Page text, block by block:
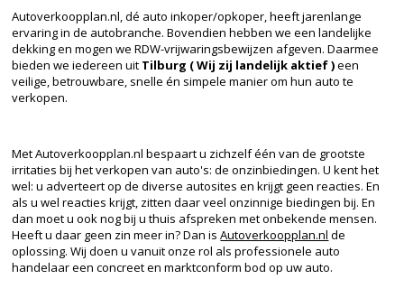
Autoverkoopplan.nl, dé auto inkoper/opkoper, heeft jarenlange
ervaring in de autobranche. Bovendien hebben we een landelijke
dekking en mogen we RDW-vrijwaringsbewijzen afgeven. Daarmee
bieden we iedereen uit Tilburg ( Wij zij landelijk aktief )een
veilige, betrouwbare, snelle én simpele manier om hun auto te
verkopen.
Met Autoverkoopplan.nl bespaart u zichzelf één van de grootste
irritaties bij het verkopen van auto's: de onzinbiedingen. U kent het
wel: u adverteert op de diverse autosites en krijgt geen reacties. En
als u wel reacties krijgt, zitten daar veel onzinnige biedingen bij. En
dan moet u ook nog bij u thuis afspreken met onbekende mensen.
Heeft u daar geen zin meer in? Dan isAutoverkoopplan.nl de
oplossing. Wij doen u vanuit onze rol als professionele auto
handelaar een concreet en marktconform bod op uw auto.